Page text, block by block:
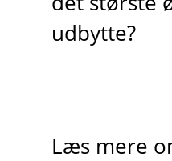
udbytte?
Læs mere